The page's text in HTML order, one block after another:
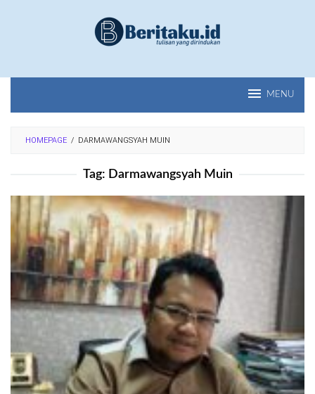
MENU
HOMEPAGE / DARMAWANGSYAH MUIN
Tag: Darmawangsyah Muin